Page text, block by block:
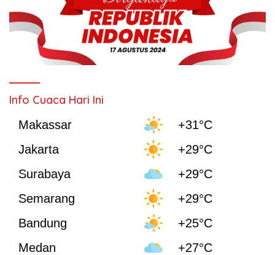
Info Cuaca Hari Ini
Makassar
+31°C
Jakarta
+29°C
Surabaya
+29°C
Semarang
+29°C
Bandung
+25°C
Medan
+27°C